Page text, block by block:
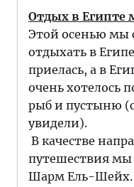
Отдых в Египте
Этой осенью мы
отдыхать в
приелась, а в
очень хотелось
рыб и пустыню
увидели).
В качестве
путешествия мы
Шарм Ель-Шейх.